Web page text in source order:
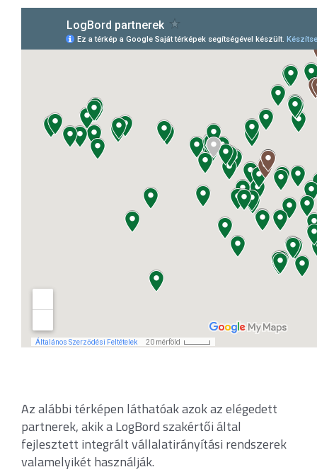
Az alábbi térképen láthatóak azok az elégedett
partnerek, akik a LogBord szakértői által
fejlesztett integrált vállalatirányítási rendszerek
valamelyikét használják.